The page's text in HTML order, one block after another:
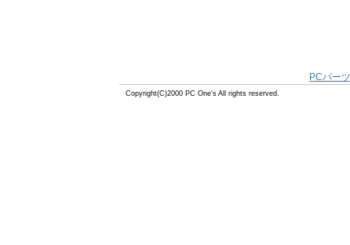
PCパー
Copyright(C)2000 PC One's All rights reserved.